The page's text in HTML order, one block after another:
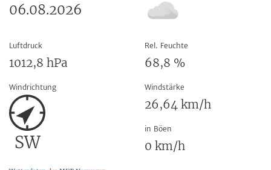
06.08.2026
Luftdruck
1012,8 hPa
Windrichtung
SW
Rel. Feuchte
68,8 %
Windstärke
26,64 km/h
in Böen
0 km/h